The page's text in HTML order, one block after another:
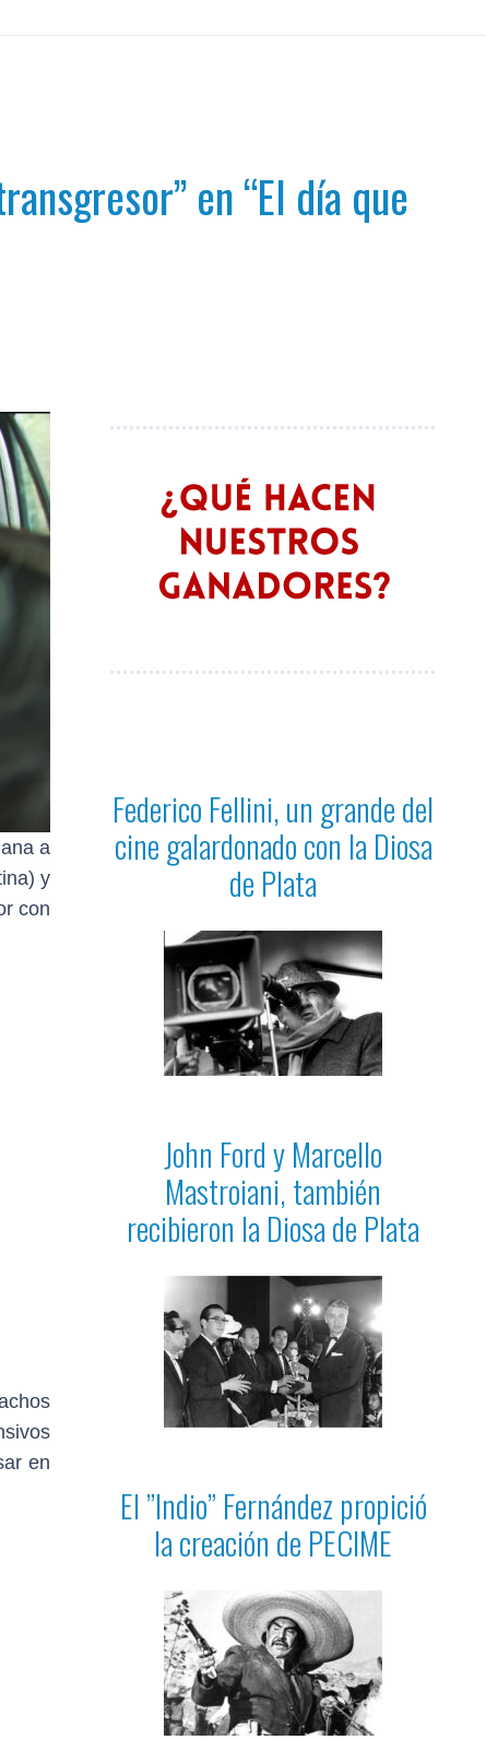
en “El día que
a
y
con
en
Federico Fellini, un grande del
cine galardonado con la Diosa
de Plata
John Ford y Marcello
Mastroiani, también
recibieron la Diosa de Plata
El ”Indio” Fernández propició
la creación de PECIME